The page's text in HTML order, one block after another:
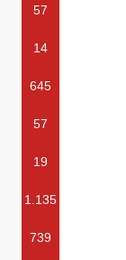
57
14
645
57
19
1.135
739